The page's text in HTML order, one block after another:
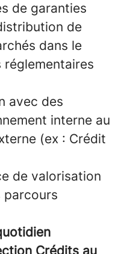
de garanties
de
dans le
avec des
interne au
(ex : Crédit
de valorisation
parcours
Crédits au